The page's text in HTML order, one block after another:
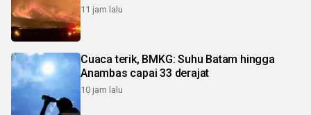
11 jam lalu
Cuaca terik, BMKG: Suhu Batam hingga
Anambas capai 33 derajat
10 jam lalu